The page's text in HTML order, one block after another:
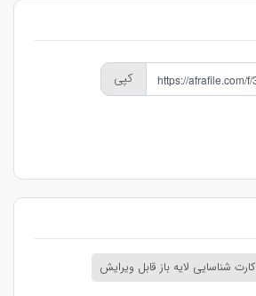
کپی
کارت شناسایی لایه باز قابل ویرایش